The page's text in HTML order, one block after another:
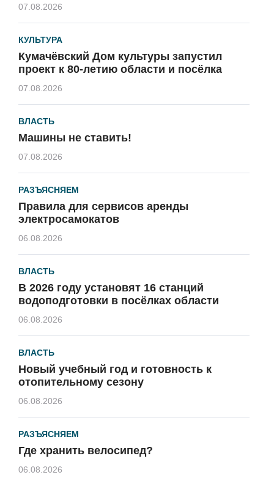
07.08.2026
КУЛЬТУРА
Кумачёвский Дом культуры запустил
проект к 80-летию области и посёлка
07.08.2026
ВЛАСТЬ
Машины не ставить!
07.08.2026
РАЗЪЯСНЯЕМ
Правила для сервисов аренды
электросамокатов
06.08.2026
ВЛАСТЬ
В 2026 году установят 16 станций
водоподготовки в посёлках области
06.08.2026
ВЛАСТЬ
Новый учебный год и готовность к
отопительному сезону
06.08.2026
РАЗЪЯСНЯЕМ
Где хранить велосипед?
06.08.2026